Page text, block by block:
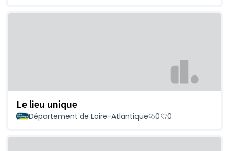
Le lieu unique
Département de Loire-Atlantique 0 0